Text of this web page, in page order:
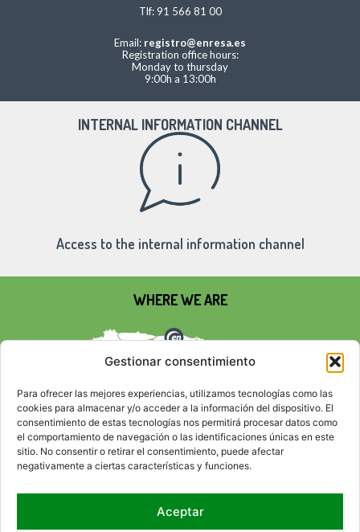
Gestionar consentimiento
Para ofrecer las mejores experiencias, utilizamos tecnologías como las
cookies para almacenar y/o acceder a la información del dispositivo. El
consentimiento de estas tecnologías nos permitirá procesar datos como
el comportamiento de navegación o las identificaciones únicas en este
sitio. No consentir o retirar el consentimiento, puede afectar
negativamente a ciertas características y funciones.
Aceptar
Tlf: 91 566 81 00
Email: registro@enresa.es
Registration office hours:
Monday to thursday
9:00h a 13:00h
INTERNAL INFORMATION CHANNEL
Access to the internal information channel
WHERE WE ARE
SOCIAL NETWORKS